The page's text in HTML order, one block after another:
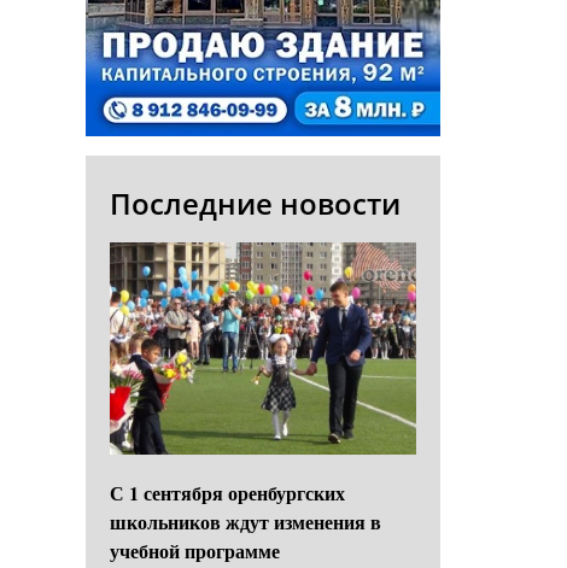
Последние новости
С 1 сентября оренбургских
школьников ждут изменения в
учебной программе